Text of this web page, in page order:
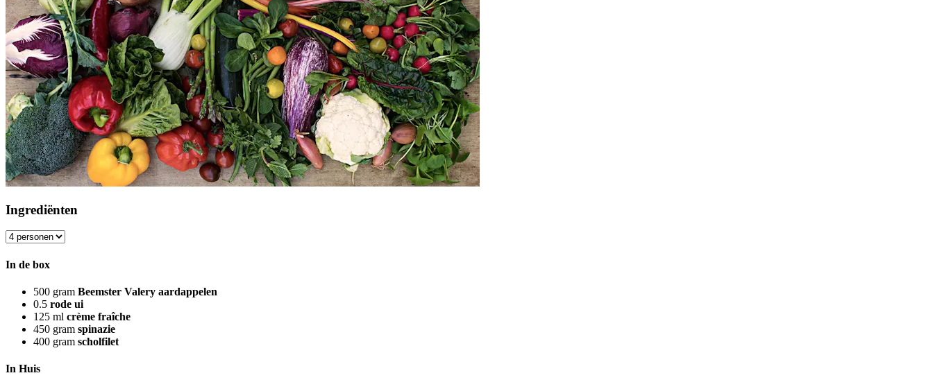
Ingrediënten
In de box
500 gram Beemster Valery aardappelen
0.5 rode ui
125 ml crème fraîche
450 gram spinazie
400 gram scholfilet
In Huis